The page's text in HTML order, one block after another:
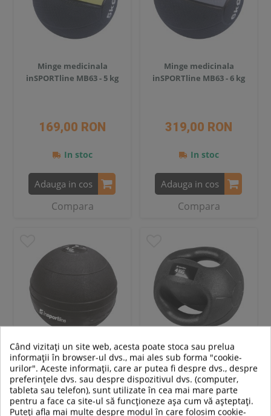
Minge medicinala
inSPORTline MB63 - 5 kg
169,00 RON
In stoc
Adauga in cos
Compara
Minge medicinala
inSPORTline MB63 - 6 kg
319,00 RON
In stoc
Adauga in cos
Compara
Minge medicinala
inSPORTline Slam Ball 7 kg
Minge medicinala cu maner
inSPORTline Grab Me 4 kg
Când vizitați un site web, acesta poate stoca sau prelua
informații în browser-ul dvs., mai ales sub forma "cookie-
urilor". Aceste informații, care ar putea fi despre dvs., despre
preferințele dvs. sau despre dispozitivul dvs. (computer,
tableta sau telefon), sunt utilizate în cea mai mare parte
pentru a face ca site-ul să funcționeze așa cum vă așteptați.
Puteți afla mai multe despre modul în care folosim cookie-